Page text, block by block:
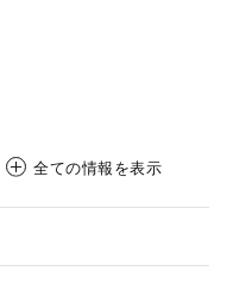
全ての情報を表示